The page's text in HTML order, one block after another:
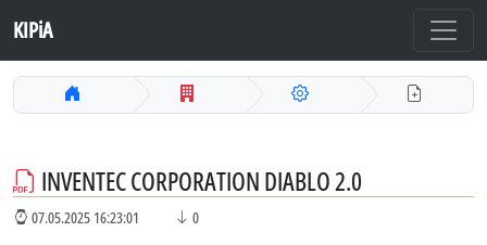
KIPiA
INVENTEC CORPORATION DIABLO 2.0
07.05.2025 16:23:01 0